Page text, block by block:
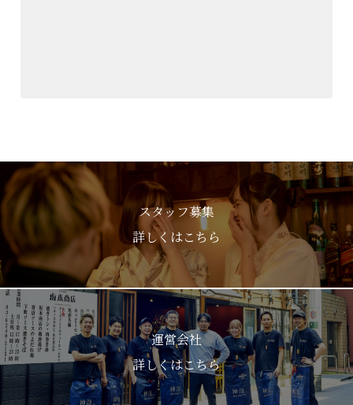
スタッフ募集
詳しくはこちら
運営会社
詳しくはこちら